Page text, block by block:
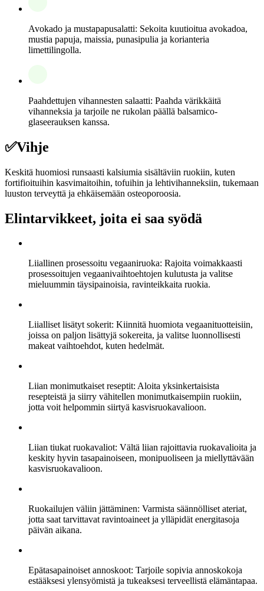
Avokado ja mustapapusalatti: Sekoita kuutioitua avokadoa,
mustia papuja, maissia, punasipulia ja korianteria
limettilingolla.
Paahdettujen vihannesten salaatti: Paahda värikkäitä
vihanneksia ja tarjoile ne rukolan päällä balsamico-
glaseerauksen kanssa.
✅Vihje
Keskitä huomiosi runsaasti kalsiumia sisältäviin ruokiin, kuten
fortifioituihin kasvimaitoihin, tofuihin ja lehtivihanneksiin, tukemaan
luuston terveyttä ja ehkäisemään osteoporoosia.
Elintarvikkeet, joita ei saa syödä
Liiallinen prosessoitu vegaaniruoka: Rajoita voimakkaasti
prosessoitujen vegaanivaihtoehtojen kulutusta ja valitse
mieluummin täysipainoisia, ravinteikkaita ruokia.
Liialliset lisätyt sokerit: Kiinnitä huomiota vegaanituotteisiin,
joissa on paljon lisättyjä sokereita, ja valitse luonnollisesti
makeat vaihtoehdot, kuten hedelmät.
Liian monimutkaiset reseptit: Aloita yksinkertaisista
resepteistä ja siirry vähitellen monimutkaisempiin ruokiin,
jotta voit helpommin siirtyä kasvisruokavalioon.
Liian tiukat ruokavaliot: Vältä liian rajoittavia ruokavalioita ja
keskity hyvin tasapainoiseen, monipuoliseen ja miellyttävään
kasvisruokavalioon.
Ruokailujen väliin jättäminen: Varmista säännölliset ateriat,
jotta saat tarvittavat ravintoaineet ja ylläpidät energitasoja
päivän aikana.
Epätasapainoiset annoskoot: Tarjoile sopivia annoskokoja
estääksesi ylensyömistä ja tukeaksesi terveellistä elämäntapaa.